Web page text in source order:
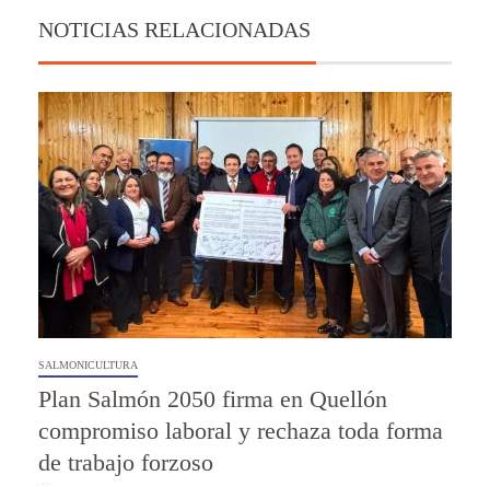
NOTICIAS RELACIONADAS
SALMONICULTURA
Plan Salmón 2050 firma en Quellón
compromiso laboral y rechaza toda forma
de trabajo forzoso